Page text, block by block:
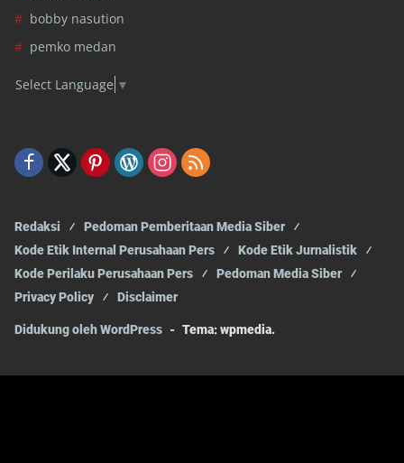
bobby nasution
pemko medan
Select Language ▼
Redaksi
Pedoman Pemberitaan Media Siber
Kode Etik Internal Perusahaan Pers
Kode Etik Jurnalistik
Kode Perilaku Perusahaan Pers
Pedoman Media Siber
Privacy Policy
Disclaimer
Didukung oleh WordPress - Tema: wpmedia.